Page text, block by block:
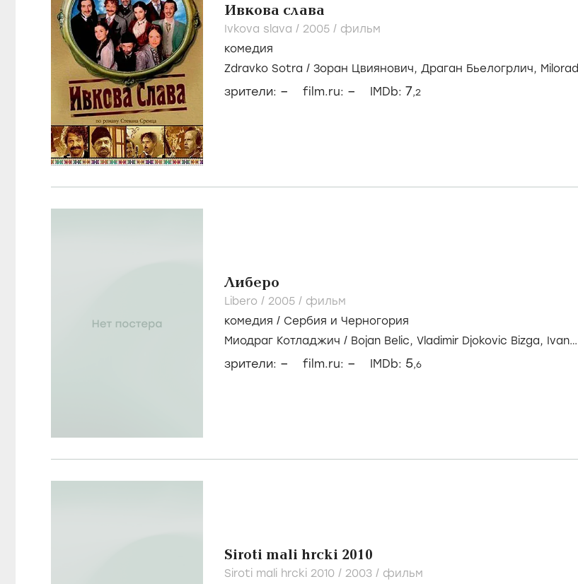
Ивкова слава
Ivkova slava / 2005 / фильм
комедия
Zdravko Sotra / Зоран Цвиянович, Драган Бьелогрлич, Milorad
зрители: – film.ru: – IMDb: 7,2
Либеро
Libero / 2005 / фильм
комедия / Сербия и Черногория
Миодраг Котладжич / Bojan Belic, Vladimir Djokovic Bizga, Ivan
зрители: – film.ru: – IMDb: 5,6
Siroti mali hrcki 2010
Siroti mali hrcki 2010 / 2003 / фильм